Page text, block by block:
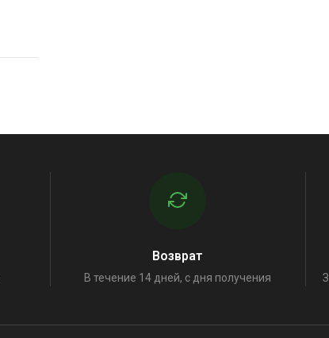
Возврат
В течение 14 дней, с дня получения